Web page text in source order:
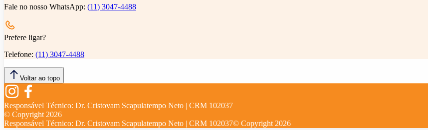
Fale no nosso WhatsApp: (11) 3047-4488
Prefere ligar?
Telefone: (11) 3047-4488
Voltar ao topo
Responsável Técnico: Dr. Cristovam Scapulatempo Neto | CRM 102037
© Copyright 2026
Responsável Técnico: Dr. Cristovam Scapulatempo Neto | CRM 102037© Copyright 2026